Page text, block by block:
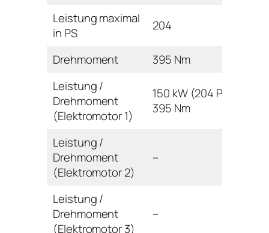
Leistung maximal
in PS
204
Drehmoment
395 Nm
Leistung /
Drehmoment
(Elektromotor 1)
150 kW (204 PS) /
395 Nm
Leistung /
Drehmoment
(Elektromotor 2)
–
Leistung /
Drehmoment
(Elektromotor 3)
–